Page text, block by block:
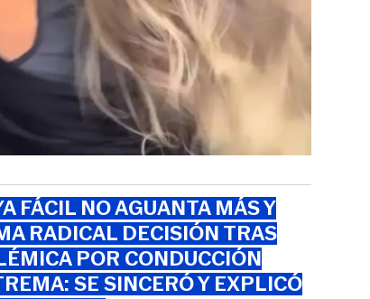
FÁCIL NO AGUANTA MÁS Y
RADICAL DECISIÓN TRAS
POR CONDUCCIÓN
SE SINCERÓ Y EXPLICÓ